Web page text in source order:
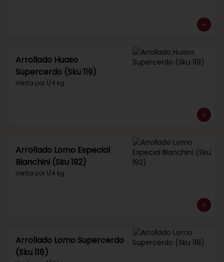
Arrollado Huaso
Supercerdo (Sku 119)
Venta por 1/4 kg.
Arrollado Lomo Especial
Bianchini (Sku 192)
Venta por 1/4 kg.
Arrollado Lomo Supercerdo
(Sku 118)